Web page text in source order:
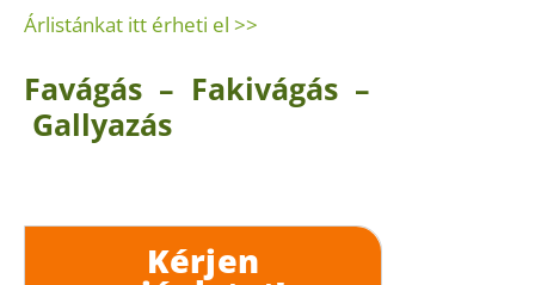
Árlistánkat itt érheti el >>
Favágás – Fakivágás –
Gallyazás
Kérjen